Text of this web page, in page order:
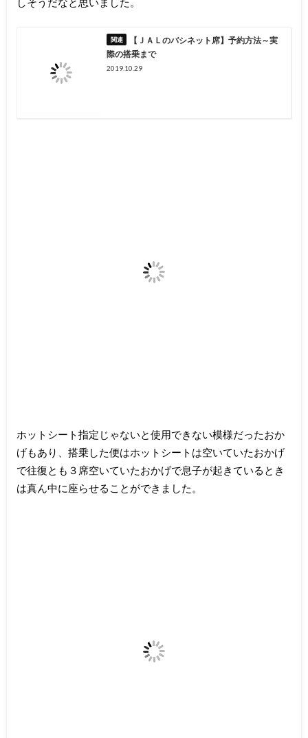
【ＪＡＬのバシネット席】予約方法～実
際の搭乗まで
2019.10.29
ホットシート指定じゃないと使用できない模様だったおか
げもあり、搭乗した便はホットシートは空いていたおかげ
で往復とも３席空いていたおかげで息子が起きているとき
は真ん中に座らせることができました。